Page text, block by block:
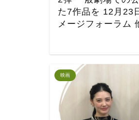
た7作品を 12月23
メージフォーラム
映画